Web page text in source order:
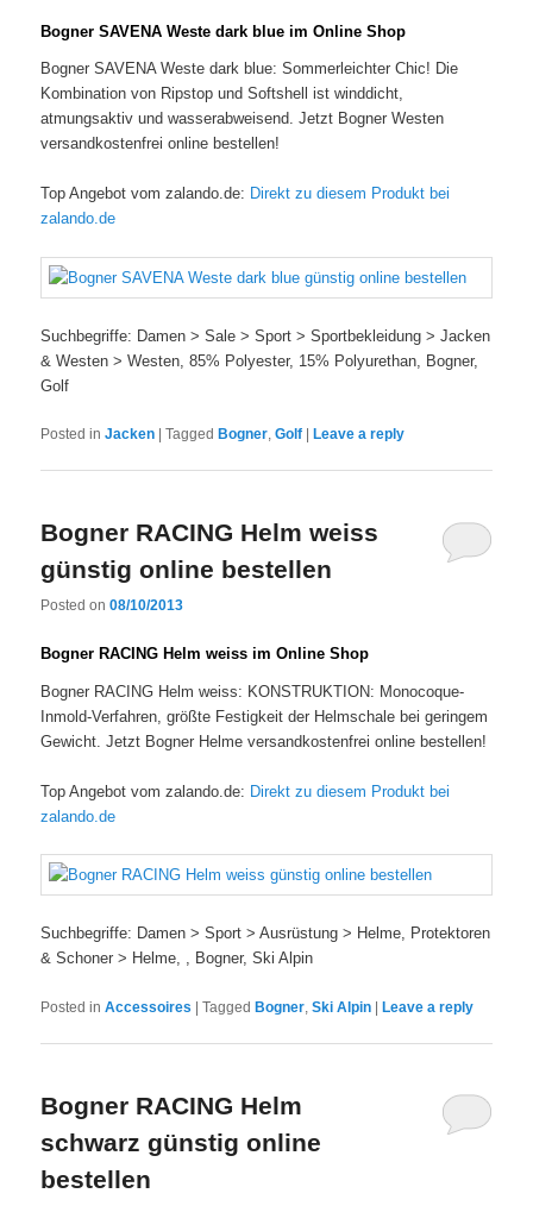
Bogner SAVENA Weste dark blue im Online Shop
Bogner SAVENA Weste dark blue: Sommerleichter Chic! Die
Kombination von Ripstop und Softshell ist winddicht,
atmungsaktiv und wasserabweisend. Jetzt Bogner Westen
versandkostenfrei online bestellen!
Top Angebot vom zalando.de: Direkt zu diesem Produkt bei
zalando.de
Suchbegriffe: Damen > Sale > Sport > Sportbekleidung > Jacken
& Westen > Westen, 85% Polyester, 15% Polyurethan, Bogner,
Golf
Posted in Jacken |Tagged Bogner ,Golf |Leave a reply
Bogner RACING Helm weiss
günstig online bestellen
Posted on08/10/2013
Bogner RACING Helm weiss im Online Shop
Bogner RACING Helm weiss: KONSTRUKTION: Monocoque-
Inmold-Verfahren, größte Festigkeit der Helmschale bei geringem
Gewicht. Jetzt Bogner Helme versandkostenfrei online bestellen!
Top Angebot vom zalando.de: Direkt zu diesem Produkt bei
zalando.de
Suchbegriffe: Damen > Sport > Ausrüstung > Helme, Protektoren
& Schoner > Helme, , Bogner, Ski Alpin
Posted in Accessoires |Tagged Bogner ,Ski Alpin |Leave a reply
Bogner RACING Helm
schwarz günstig online
bestellen